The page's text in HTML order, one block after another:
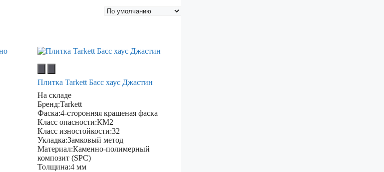
Плитка Tarkett Басс хаус Джастин
На складе
Бренд:Tarkett
Фаска:4-сторонняя крашеная фаска
Класс опасности:КМ2
Класс изностойкости:32
Укладка:Замковый метод
Материал:Каменно-полимерный
композит (SPC)
Толщина:4 мм